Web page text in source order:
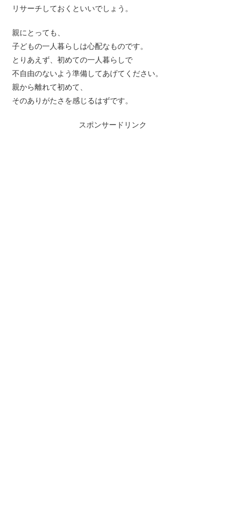
リサーチしておくといいでしょう。
親にとっても、
子どもの一人暮らしは心配なものです。
とりあえず、初めての一人暮らしで
不自由のないよう準備してあげてください。
親から離れて初めて、
そのありがたさを感じるはずです。
スポンサードリンク